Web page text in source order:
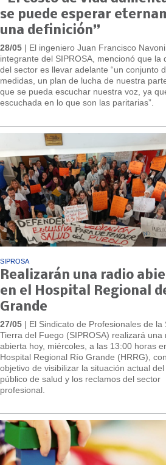
se puede esperar
una definición”
28/05 | El ingeniero Juan Francisco
integrante del SIPROSA, mencionó que la
del sector es llevar adelante “un conjunto
medidas, un plan de lucha de nuestra
que se pueda escuchar nuestra voz, ya
escuchada en lo que son las paritarias”.
SIPROSA
Realizarán una radio
en el Hospital Regional
Grande
27/05 | El Sindicato de Profesionales de la
Tierra del Fuego (SIPROSA) realizará una
abierta hoy, miércoles, a las 13:00 horas
Hospital Regional Río Grande (HRRG),
objetivo de visibilizar la situación actual del
público de salud y los reclamos del sector
profesional.